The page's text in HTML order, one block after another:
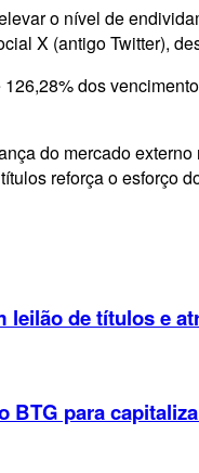
o nível de
X (antigo Twitter),
dos
do mercado
reforça o esforço
leilão de títulos e
BTG para